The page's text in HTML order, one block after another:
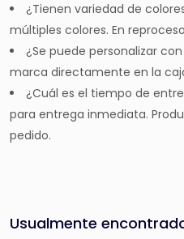
¿Tienen variedad de
múltiples colores. En
¿Se puede personalizar
marca directamente en la
¿Cuál es el tiempo de
para entrega inmediata.
pedido.
Usualmente